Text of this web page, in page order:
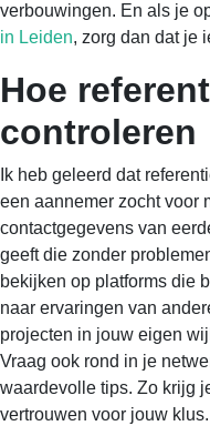
verbouwingen. En als je
in Leiden, zorg dan dat je
Hoe
controleren
Ik heb geleerd dat
een aannemer zocht voor
contactgegevens van
geeft die zonder
bekijken op platforms die
naar ervaringen van
projecten in jouw eigen
Vraag ook rond in je
waardevolle tips. Zo krijg
vertrouwen voor jouw klus.